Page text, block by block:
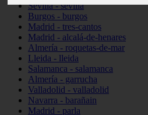
Sevilla - sevilla
Burgos - burgos
Madrid - tres-cantos
Madrid - alcalá-de-henares
Almería - roquetas-de-mar
Lleida - lleida
Salamanca - salamanca
Almería - garrucha
Valladolid - valladolid
Navarra - barañain
Madrid - parla